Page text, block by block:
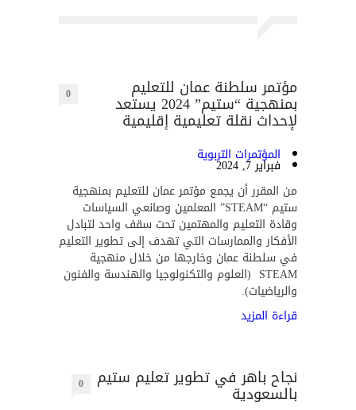
مؤتمر سلطنة عمان للتعليم
بمنهجية “ستيم” 2024 يستعد
لإحداث نقلة تعليمية إقليمية
0
المؤتمرات التربوية
فبراير 7, 2024
من المقرر أن يجمع مؤتمر عمان للتعليم بمنهجية
ستيم “STEAM” المعلمين وصانعي السياسات
وقادة التعليم والمهتمين تحت سقف واحد لتبادل
الأفكار والممارسات التي تهدف إلى تطوير التعليم
في سلطنة عمان وخارجها من خلال منهجية
STEAM (العلوم والتكنولوجيا والهندسة والفنون
والرياضيات).
قراءة المزيد
نجاح باهر في تطوير تعليم ستيم
بالسعودية 0